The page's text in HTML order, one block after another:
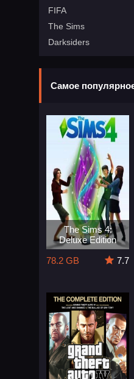
FIFA
The Sims
Darksiders
Самое
The Sims 4:
Deluxe Edition
78.2 GB
7.7